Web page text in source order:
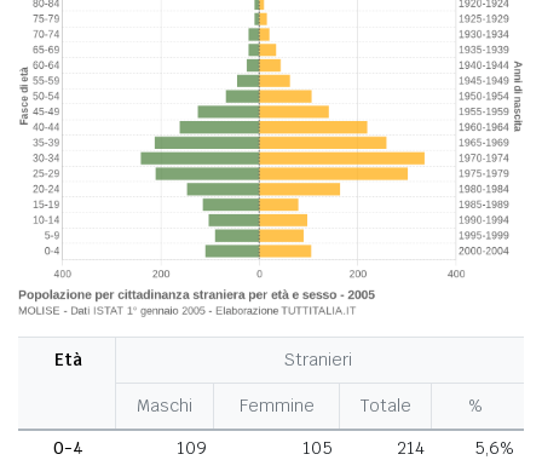
Età Stranieri
Maschi Femmine Totale
%
0-4
109 105 214
5,6%